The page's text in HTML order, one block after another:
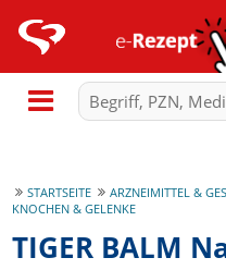
STARTSEITE ARZNEIMITTEL &
KNOCHEN & GELENKE
TIGER BALM